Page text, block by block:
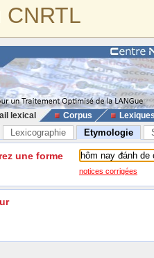
CNRTL
lexical Corpus
Lexicographie Etymologie
une forme
notices corrigées